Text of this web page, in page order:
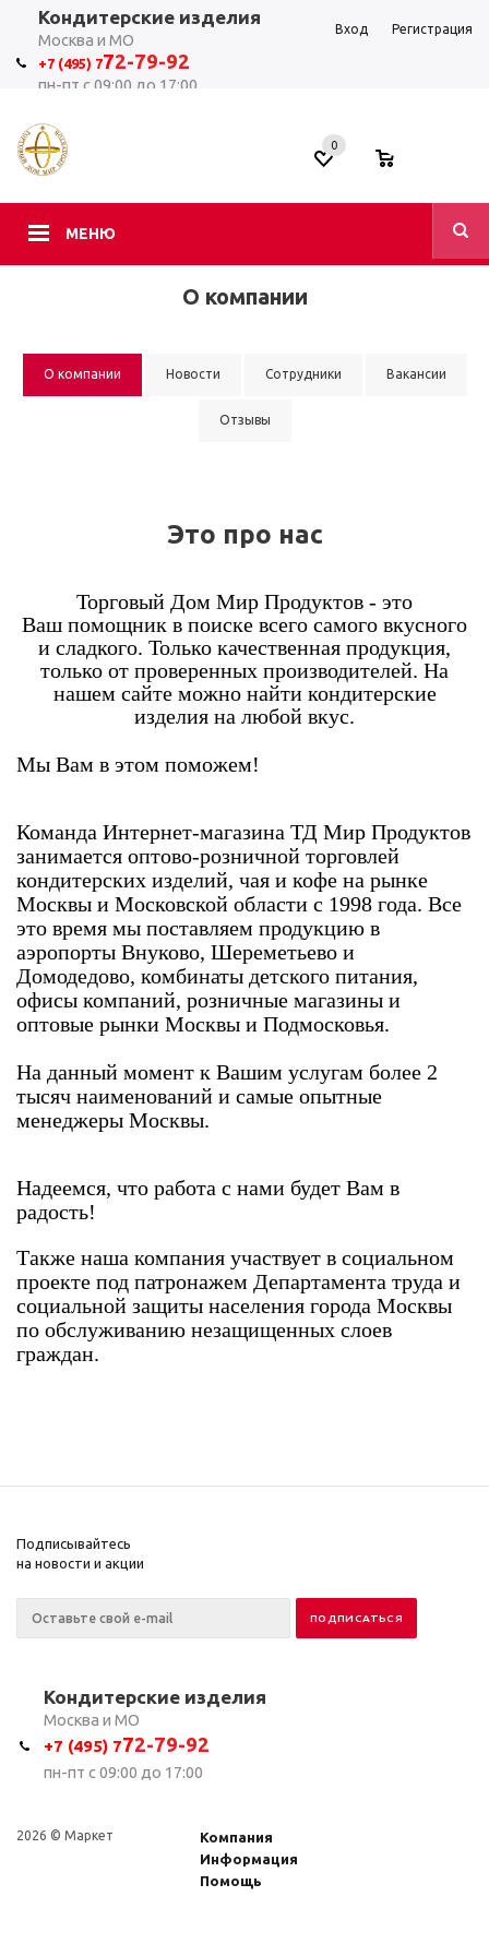
Кондитерские изделия
Москва и МО
+7 (495) 772-79-92
пн-пт с 09:00 до 17:00
Вход Регистрация
МЕНЮ
0
О компании
О компании Новости Сотрудники Вакансии
Отзывы
Это про нас
Торговый Дом Мир Продуктов - это
Ваш помощник в поиске всего самого вкусного
и сладкого. Только качественная продукция,
только от проверенных производителей. На
нашем сайте можно найти кондитерские
изделия на любой вкус.
Мы Вам в этом поможем!
Команда Интернет-магазина ТД Мир Продуктов
занимается оптово-розничной торговлей
кондитерских изделий, чая и кофе на рынке
Москвы и Московской области с 1998 года. Все
это время мы поставляем продукцию в
аэропорты Внуково, Шереметьево и
Домодедово, комбинаты детского питания,
офисы компаний, розничные магазины и
оптовые рынки Москвы и Подмосковья.
На данный момент к Вашим услугам более 2
тысяч наименований и самые опытные
менеджеры Москвы.
Надеемся, что работа с нами будет Вам в
радость!
Также наша компания участвует в социальном
проекте под патронажем Департамента труда и
социальной защиты населения города Москвы
по обслуживанию незащищенных слоев
граждан.
Подписывайтесь
на новости и акции
Кондитерские изделия
Москва и МО
+7 (495) 772-79-92
пн-пт с 09:00 до 17:00
2026 © Маркет
Компания
Информация
Помощь